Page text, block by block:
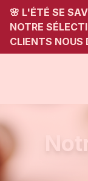
🌸 L'ÉTÉ SE
NOTRE
CLIENTS